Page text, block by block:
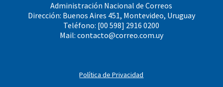
Administración Nacional de Correos
Dirección: Buenos Aires 451, Montevideo, Uruguay
Teléfono: [00 598] 2916 0200
Mail: contacto@correo.com.uy
Política de Privacidad